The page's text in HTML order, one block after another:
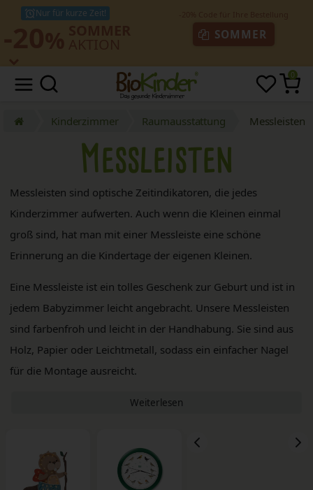
Nur für kurze Zeit!
SOMMER
0
Kinderzimmer Raumausstattung Messleisten
Messleisten
Messleisten sind optische Zeitindikatoren, die jedes
Kinderzimmer aufwerten. Auch wenn die Kleinen einmal
groß sind, hat man mit einer Messleiste eine schöne
Erinnerung an die Kindertage der eigenen Kleinen.
Eine Messleiste ist ein tolles Geschenk zur Geburt und ist in
jedem Babyzimmer leicht angebracht. Unsere Messleisten
sind farbenfroh und leicht in der Handhabung. Sie sind aus
Holz, Papier oder Leichtmetall, sodass ein einfacher Nagel
für die Montage ausreicht.
Weiterlesen